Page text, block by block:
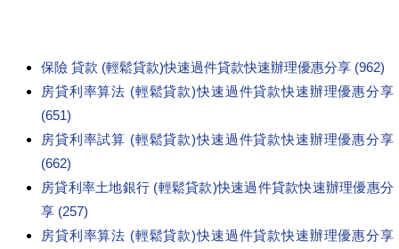
保險 貸款 (輕鬆貸款)快速過件貸款快速辦理優惠分享 (962)
房貸利率算法 (輕鬆貸款)快速過件貸款快速辦理優惠分享
(651)
房貸利率試算 (輕鬆貸款)快速過件貸款快速辦理優惠分享
(662)
房貸利率土地銀行 (輕鬆貸款)快速過件貸款快速辦理優惠分
享 (257)
房貸利率算法 (輕鬆貸款)快速過件貸款快速辦理優惠分享